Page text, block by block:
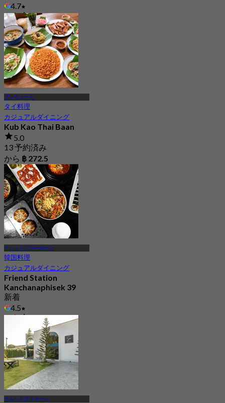
4.7
から฿ 420
プラウェート
タイ料理
カジュアルダイニング
Kub Kao Thai Baan
5.0
13 予約済み
から ฿ 272.5
サムットプラーカーン
韓国料理
カジュアルダイニング
Friend Station
Kanchanaphisek 39
新着
4.5
から฿ 312.5
サムットプラカーン